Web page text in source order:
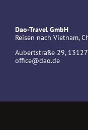
Dao-Travel GmbH
Reisen nach Vietnam,
Aubertstraße 29,
office@dao.de